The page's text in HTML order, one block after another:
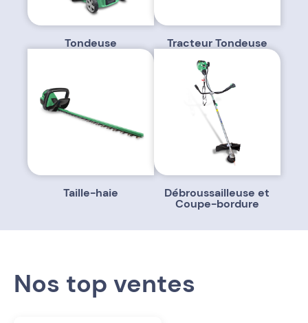
Tondeuse Tracteur Tondeuse
Taille-haie Débroussailleuse et
Coupe-bordure
Nos top ventes